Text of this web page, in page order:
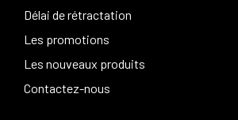
Délai de rétractation
Les promotions
Les nouveaux produits
Contactez-nous